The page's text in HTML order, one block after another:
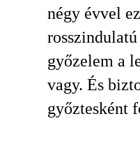
négy évvel
győzelem a
vagy. És
győztesként